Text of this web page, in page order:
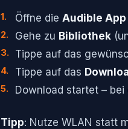
Öffne die Audible App
Gehe zu Bibliothek
Tippe auf das
Tippe auf das
Download startet –
Tipp: Nutze WLAN statt